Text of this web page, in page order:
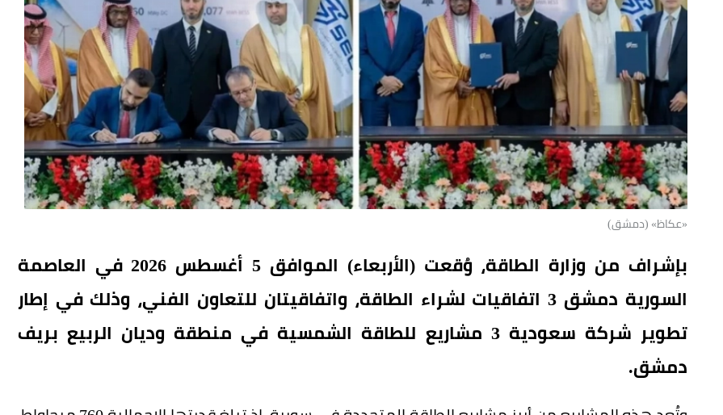
«عكاظ» (دمشق)
بإشراف من وزارة الطاقة، وُقعت (الأربعاء) الموافق 5 أغسطس 2026 في العاصمة
السورية دمشق 3 اتفاقيات لشراء الطاقة، واتفاقيتان للتعاون الفني، وذلك في إطار
تطوير شركة سعودية 3 مشاريع للطاقة الشمسية في منطقة وديان الربيع بريف
دمشق.